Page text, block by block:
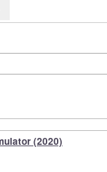
(2020)